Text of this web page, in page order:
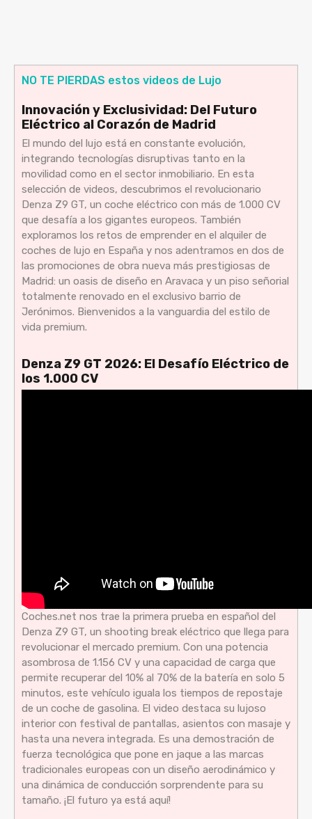
NO TE PIERDAS estos videos de Lujo
Innovación y Exclusividad: Del Futuro
Eléctrico al Corazón de Madrid
El mundo del lujo está en constante evolución,
integrando tecnologías disruptivas tanto en la
movilidad como en el sector inmobiliario. En esta
selección de videos, descubrimos el revolucionario
Denza Z9 GT, un coche eléctrico con más de 1.000 CV
que desafía a los gigantes europeos. También
exploramos los retos de emprender en el alquiler de
coches de lujo en España y nos adentramos en dos de
las promociones de obra nueva más prestigiosas de
Madrid: un oasis de diseño en Aravaca y un piso señorial
totalmente renovado en el exclusivo barrio de
Jerónimos. Bienvenidos a la vanguardia del estilo de
vida premium.
Denza Z9 GT 2026: El Desafío Eléctrico de
los 1.000 CV
Coches.net nos trae la primera prueba en español del
Denza Z9 GT, un shooting break eléctrico que llega para
revolucionar el mercado premium. Con una potencia
asombrosa de 1.156 CV y una capacidad de carga que
permite recuperar del 10% al 70% de la batería en solo 5
minutos, este vehículo iguala los tiempos de repostaje
de un coche de gasolina. El video destaca su lujoso
interior con festival de pantallas, asientos con masaje y
hasta una nevera integrada. Es una demostración de
fuerza tecnológica que pone en jaque a las marcas
tradicionales europeas con un diseño aerodinámico y
una dinámica de conducción sorprendente para su
tamaño. ¡El futuro ya está aquí!